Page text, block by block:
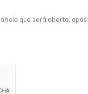
que será aberta, após